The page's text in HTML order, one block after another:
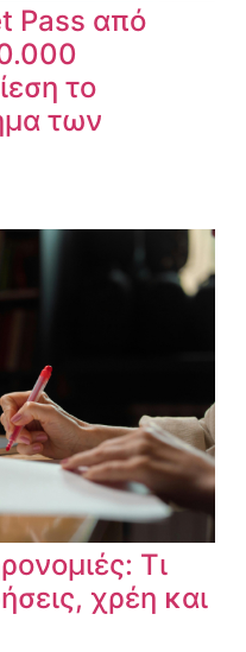
Pass από
το
των
Τι
χρέη και